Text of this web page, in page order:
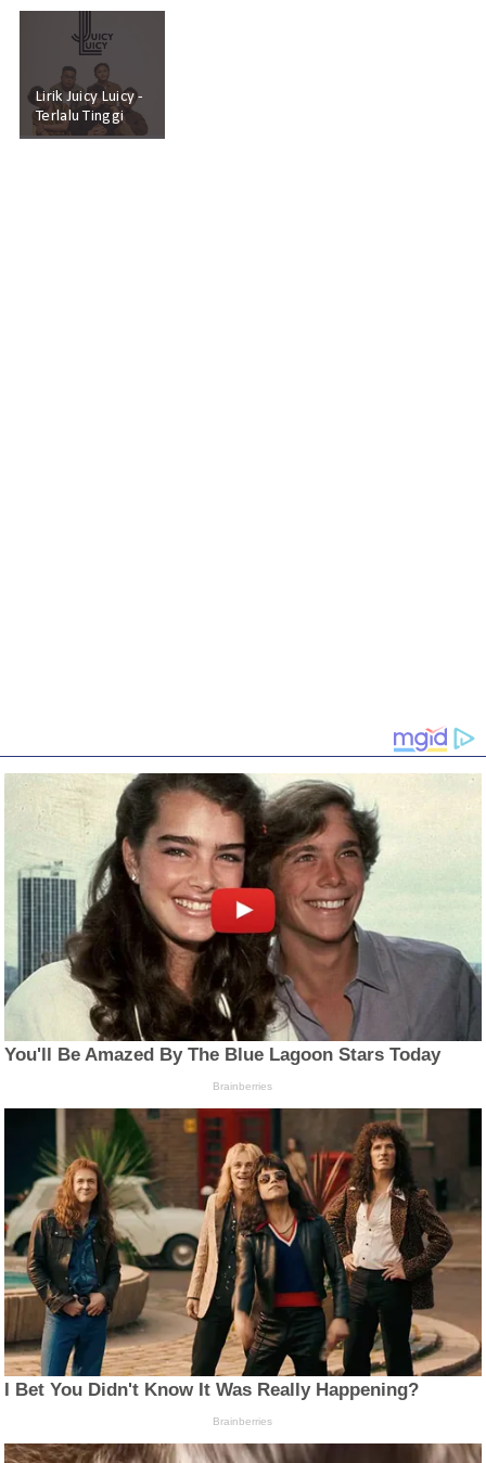
Lirik Juicy Luicy -
Terlalu Tinggi